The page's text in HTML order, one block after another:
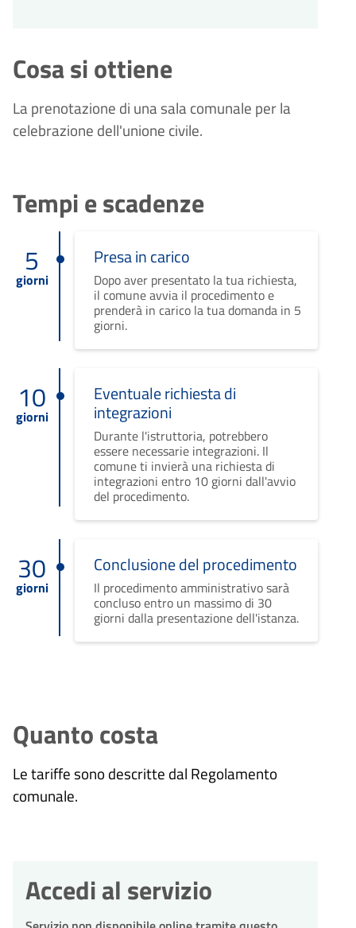
Cosa si ottiene
La prenotazione di una sala comunale per la
celebrazione dell'unione civile.
Tempi e scadenze
5
giorni
Presa in carico
Dopo aver presentato la tua richiesta,
il comune avvia il procedimento e
prenderà in carico la tua domanda in 5
giorni.
10
giorni
Eventuale richiesta di
integrazioni
Durante l'istruttoria, potrebbero
essere necessarie integrazioni. Il
comune ti invierà una richiesta di
integrazioni entro 10 giorni dall'avvio
del procedimento.
30
giorni
Conclusione del procedimento
Il procedimento amministrativo sarà
concluso entro un massimo di 30
giorni dalla presentazione dell'istanza.
Quanto costa
Letariffe sono descritte dal Regolamento
comunale.
Accedi al servizio